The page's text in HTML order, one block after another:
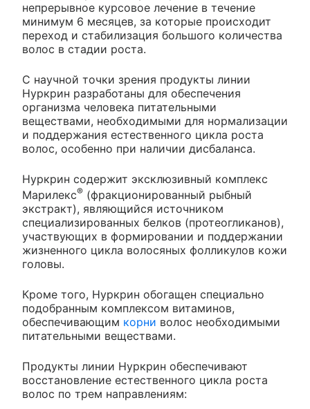
непрерывное курсовое лечение в течение
минимум 6 месяцев, за которые происходит
переход и стабилизация большого количества
волос в стадии роста.
С научной точки зрения продукты линии
Нуркрин разработаны для обеспечения
организма человека питательными
веществами, необходимыми для нормализации
и поддержания естественного цикла роста
волос, особенно при наличии дисбаланса.
Нуркрин содержит эксклюзивный комплекс
Марилекс® (фракционированный рыбный
экстракт), являющийся источником
специализированных белков (протеогликанов),
участвующих в формировании и поддержании
жизненного цикла волосяных фолликулов кожи
головы.
Кроме того, Нуркрин обогащен специально
подобранным комплексом витаминов,
обеспечивающим корни волос необходимыми
питательными веществами.
Продукты линии Нуркрин обеспечивают
восстановление естественного цикла роста
волос по трем направлениям: